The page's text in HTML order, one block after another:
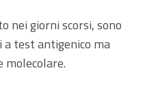
nei giorni scorsi, sono
test antigenico ma